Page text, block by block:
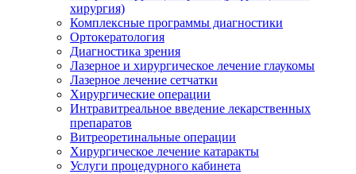
хирургия)
Комплексные программы диагностики
Ортокератология
Диагностика зрения
Лазерное и хирургическое лечение глаукомы
Лазерное лечение сетчатки
Хирургические операции
Интравитреальное введение лекарственных
препаратов
Витреоретинальные операции
Хирургическое лечение катаракты
Услуги процедурного кабинета